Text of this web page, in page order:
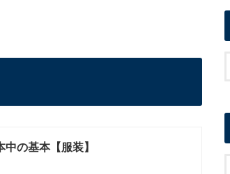
の基本【服装】